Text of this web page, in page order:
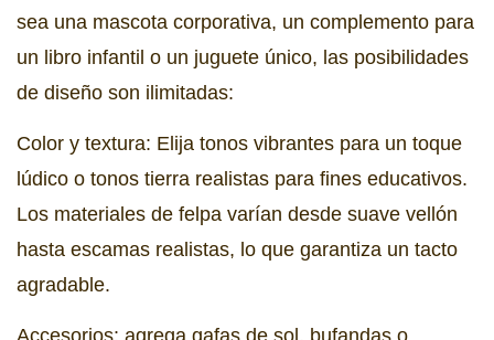
sea una mascota corporativa, un complemento para
un libro infantil o un juguete único, las posibilidades
de diseño son ilimitadas:
Color y textura: Elija tonos vibrantes para un toque
lúdico o tonos tierra realistas para fines educativos.
Los materiales de felpa varían desde suave vellón
hasta escamas realistas, lo que garantiza un tacto
agradable.